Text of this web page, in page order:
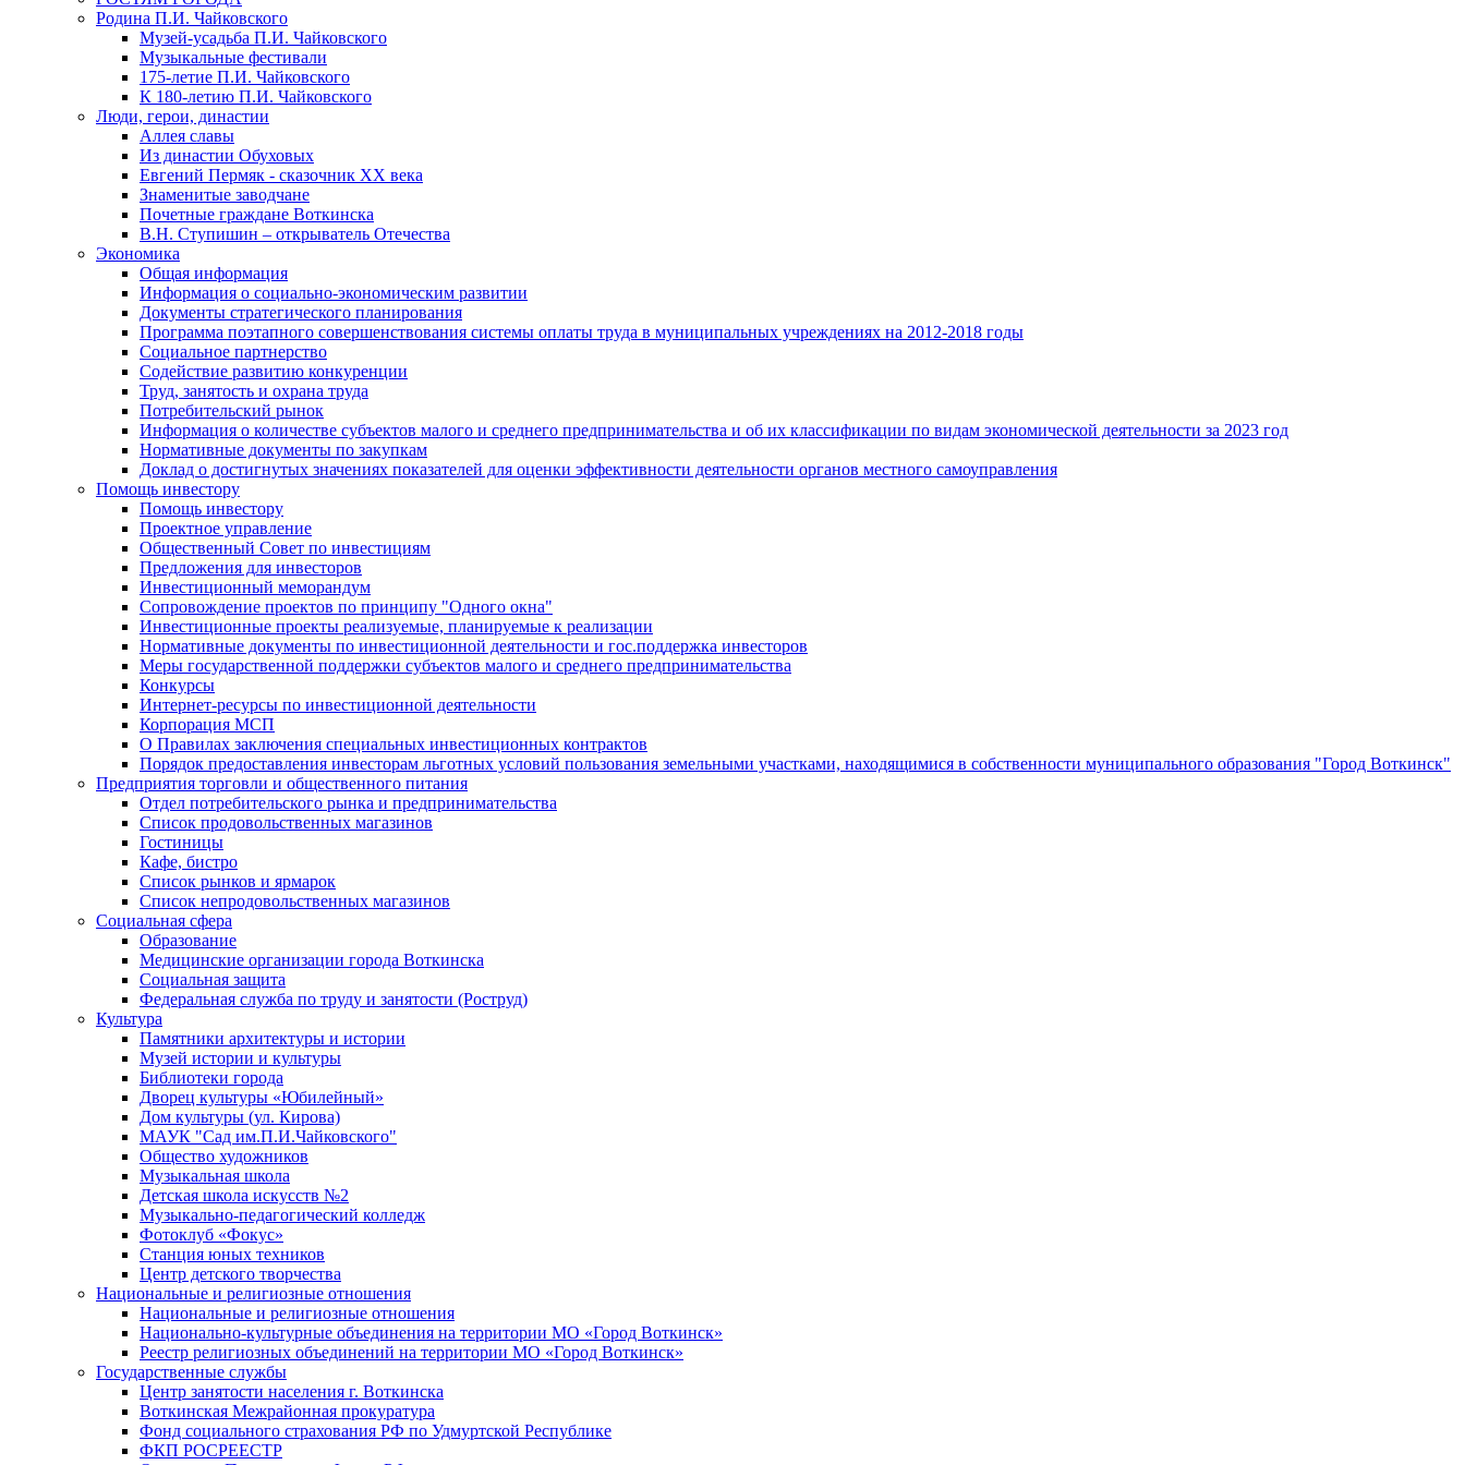
Родина П.И. Чайковского
Музей-усадьба П.И. Чайковского
Музыкальные фестивали
175-летие П.И. Чайковского
К 180-летию П.И. Чайковского
Люди, герои, династии
Аллея славы
Из династии Обуховых
Евгений Пермяк - сказочник XX века
Знаменитые заводчане
Почетные граждане Воткинска
В.Н. Ступишин – открыватель Отечества
Экономика
Общая информация
Информация о социально-экономическим развитии
Документы стратегического планирования
Программа поэтапного совершенствования системы оплаты труда в муниципальных учреждениях на 2012-2018 годы
Социальное партнерство
Содействие развитию конкуренции
Труд, занятость и охрана труда
Потребительский рынок
Информация о количестве субъектов малого и среднего предпринимательства и об их классификации по видам экономической деятельности за 2023 год
Нормативные документы по закупкам
Доклад о достигнутых значениях показателей для оценки эффективности деятельности органов местного самоуправления
Помощь инвестору
Помощь инвестору
Проектное управление
Общественный Совет по инвестициям
Предложения для инвесторов
Инвестиционный меморандум
Сопровождение проектов по принципу "Oдного окна"
Инвестиционные проекты реализуемые, планируемые к реализации
Нормативные документы по инвестиционной деятельности и гос.поддержка инвесторов
Меры государственной поддержки субъектов малого и среднего предпринимательства
Конкурсы
Интернет-ресурсы по инвестиционной деятельности
Корпорация МСП
О Правилах заключения специальных инвестиционных контрактов
Порядок предоставления инвесторам льготных условий пользования земельными участками, находящимися в собственности муниципального образования "Город Воткинск"
Предприятия торговли и общественного питания
Отдел потребительского рынка и предпринимательства
Список продовольственных магазинов
Гостиницы
Кафе, бистро
Cписок рынков и ярмарок
Список непродовольственных магазинов
Социальная сфера
Образование
Медицинские организации города Воткинска
Социальная защита
Федеральная служба по труду и занятости (Роструд)
Культура
Памятники архитектуры и истории
Музей истории и культуры
Библиотеки города
Дворец культуры «Юбилейный»
Дом культуры (ул. Кирова)
МАУК "Сад им.П.И.Чайковского"
Общество художников
Музыкальная школа
Детская школа искусств №2
Музыкально-педагогический колледж
Фотоклуб «Фокус»
Станция юных техников
Центр детского творчества
Национальные и религиозные отношения
Национальные и религиозные отношения
Национально-культурные объединения на территории МО «Город Воткинск»
Реестр религиозных объединений на территории МО «Город Воткинск»
Государственные службы
Центр занятости населения г. Воткинска
Воткинская Межрайонная прокуратура
Фонд социального страхования РФ по Удмуртской Республике
ФКП РОСРЕЕСТР